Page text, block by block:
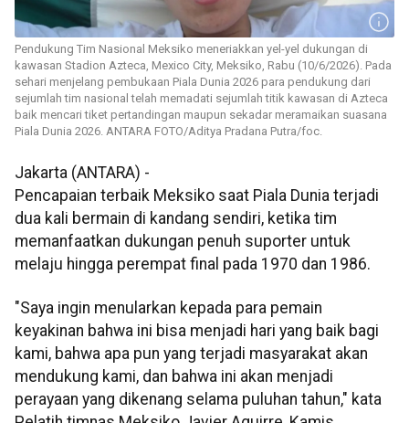
Pendukung Tim Nasional Meksiko meneriakkan yel-yel dukungan di
kawasan Stadion Azteca, Mexico City, Meksiko, Rabu (10/6/2026). Pada
sehari menjelang pembukaan Piala Dunia 2026 para pendukung dari
sejumlah tim nasional telah memadati sejumlah titik kawasan di Azteca
baik mencari tiket pertandingan maupun sekadar meramaikan suasana
Piala Dunia 2026. ANTARA FOTO/Aditya Pradana Putra/foc.
Jakarta (ANTARA) -
Pencapaian terbaik Meksiko saat Piala Dunia terjadi
dua kali bermain di kandang sendiri, ketika tim
memanfaatkan dukungan penuh suporter untuk
melaju hingga perempat final pada 1970 dan 1986.
"Saya ingin menularkan kepada para pemain
keyakinan bahwa ini bisa menjadi hari yang baik bagi
kami, bahwa apa pun yang terjadi masyarakat akan
mendukung kami, dan bahwa ini akan menjadi
perayaan yang dikenang selama puluhan tahun," kata